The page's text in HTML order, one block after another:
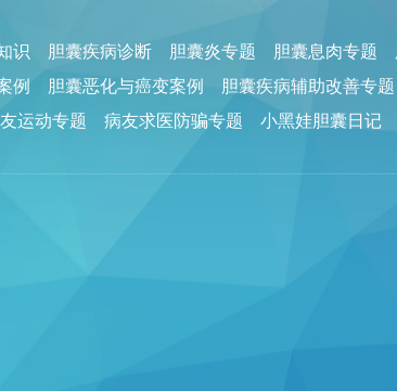
识 胆囊疾病诊断 胆囊炎专题 胆囊息肉专题
例 胆囊恶化与癌变案例 胆囊疾病辅助改善专题
运动专题 病友求医防骗专题 小黑娃胆囊日记